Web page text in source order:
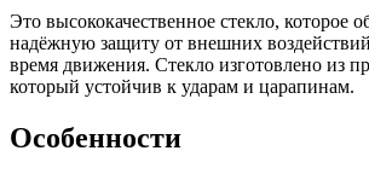
Это высококачественное стекло, которое
надёжную защиту от внешних
время движения. Стекло изготовлено из
который устойчив к ударам и царапинам.
Особенности